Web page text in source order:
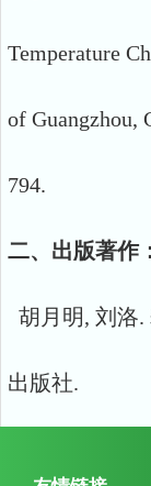
Temperature
of Guangzhou,
794.
二、出版著作：
胡月明, 刘洛
出版社.